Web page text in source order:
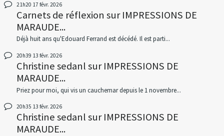
21h20 17 févr. 2026
Carnets de réflexion surIMPRESSIONS DE
MARAUDE...
Déjà huit ans qu'Edouard Ferrand est décédé. Il est parti...
20h39 13 févr. 2026
Christine sedanlsurIMPRESSIONS DE
MARAUDE...
Priez pour moi, qui vis un cauchemar depuis le 1 novembre...
20h35 13 févr. 2026
Christine sedanlsurIMPRESSIONS DE
MARAUDE...